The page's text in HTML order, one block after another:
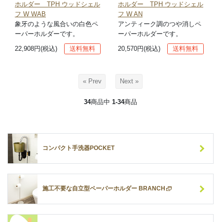
ホルダー TPH ウッドシェル
フ W WAB
象牙のような風合いの白色ペ
ーパーホルダーです。
22,908円(税込)
送料無料
ホルダー TPH ウッドシェル
フ W AN
アンティーク調のつや消しペ
ーパーホルダーです。
20,570円(税込)
送料無料
« Prev Next »
34商品中 1-34商品
コンパクト手洗器POCKET
施工不要な自立型ペーパーホルダー BRANCH